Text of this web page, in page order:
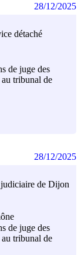
détaché
de juge des
tribunal de
28/12/2025
de Dijon
de juge des
tribunal de
28/12/2025